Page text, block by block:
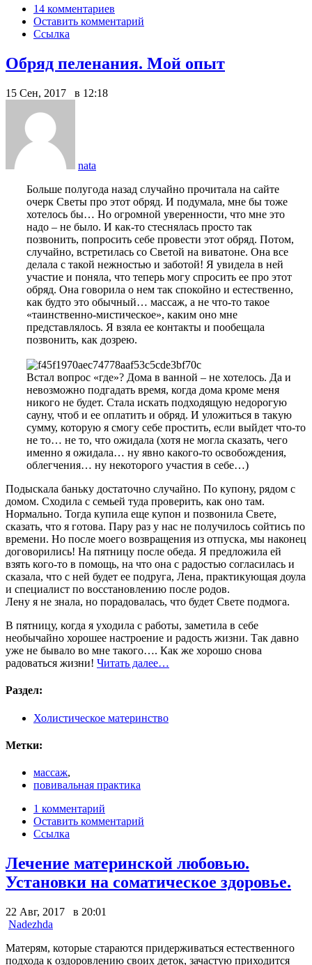
14 комментариев
Оставить комментарий
Ссылка
Обряд пеленания. Мой опыт
15 Сен, 2017 в 12:18
nata
Больше полугода назад случайно прочитала на сайте
очерк Светы про этот обряд. И подумала, мне бы тоже
хотелось бы… Но огромной уверенности, что мне это
надо – не было. И как-то стеснялась просто так
позвонить, попросить себе провести этот обряд. Потом,
случайно, встретилась со Светой на виватоне. Она все
делала с такой нежностью и заботой! Я увидела в ней
участие и поняла, что теперь могу спросить ее про этот
обряд. Она говорила о нем так спокойно и естественно,
как будто это обычный… массаж, а не что-то такое
«таинственно-мистическое», каким оно мне
представлялось. Я взяла ее контакты и пообещала
позвонить, как дозрею.
Встал вопрос «где»? Дома в ванной – не хотелось. Да и
невозможно подгадать время, когда дома кроме меня
никого не будет. Стала искать подходящую недорогую
сауну, чтоб и ее оплатить и обряд. И уложиться в такую
сумму, которую я смогу себе простить, если выйдет что-то
не то… не то, что ожидала (хотя не могла сказать, чего
именно я ожидала… ну явно какого-то освобождения,
облегчения… ну некоторого участия в себе…)
Подыскала баньку достаточно случайно. По купону, рядом с
домом. Сходила с семьей туда проверить, как оно там.
Нормально. Тогда купила еще купон и позвонила Свете,
сказать, что я готова. Пару раз у нас не получилось сойтись по
времени. Но после моего возвращения из отпуска, мы наконец
договорились! На пятницу после обеда. Я предложила ей
взять кого-то в помощь, на что она с радостью согласилась и
сказала, что с ней будет ее подруга, Лена, практикующая доула
и специалист по восстановлению после родов.
Лену я не знала, но порадовалась, что будет Свете подмога.
В пятницу, когда я уходила с работы, заметила в себе
необычайно хорошее настроение и радость жизни. Так давно
уже не бывало во мне такого…. Как же хорошо снова
радоваться жизни! Читать далее…
Раздел:
Холистическое материнство
Метки:
массаж,
повивальная практика
1 комментарий
Оставить комментарий
Ссылка
Лечение материнской любовью.
Установки на соматическое здоровье.
22 Авг, 2017 в 20:01
Nadezhda
Матерям, которые стараются придерживаться естественного
подхода к оздоровлению своих деток, зачастую приходится